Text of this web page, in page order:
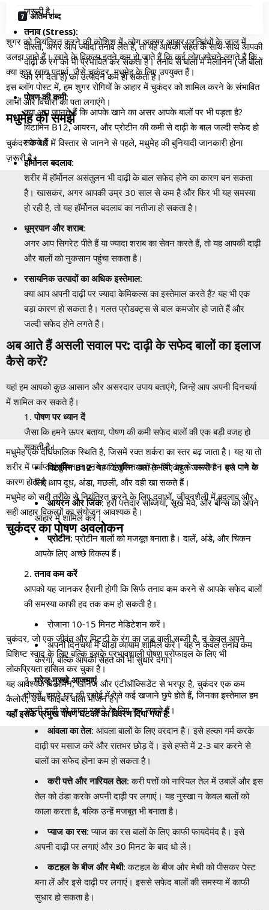
ज़रूरी है।
तनाव (Stress):
दोस्तों, अगर आप ज्यादा तनाव लेते हैं, तो यह आपकी सेहत के साथ-साथ आपकी
दाढ़ी के रंग को भी प्रभावित कर सकता है। तनाव से बालों में मेलानिन (जो बालों
को रंग देता है) का उत्पादन कम हो सकता है।
पोषण की कमी:
क्या आप जानते हैं कि आपके खाने का असर आपके बालों पर भी पड़ता है?
विटामिन B12, आयरन, और प्रोटीन की कमी से दाढ़ी के बाल जल्दी सफेद हो
सकते हैं।
हॉर्मोनल बदलाव:
शरीर में हॉर्मोनल असंतुलन भी दाढ़ी के बाल सफेद होने का कारण बन सकता
है। खासकर, अगर आपकी उम्र 30 साल से कम है और फिर भी यह समस्या
हो रही है, तो यह हॉर्मोनल बदलाव का नतीजा हो सकता है।
धूम्रपान और शराब:
अगर आप सिगरेट पीते हैं या ज्यादा शराब का सेवन करते हैं, तो यह आपकी दाढ़ी
और बालों को नुकसान पहुंचा सकता है।
रसायनिक उत्पादों का अधिक इस्तेमाल:
क्या आप अपनी दाढ़ी पर ज्यादा केमिकल्स का इस्तेमाल करते हैं? यह भी एक
बड़ा कारण हो सकता है। गलत प्रोडक्ट्स से बाल कमजोर हो जाते हैं और
जल्दी सफेद होने लगते हैं।
अब आते हैं असली सवाल पर: दाढ़ी के सफेद बालों का इलाज
कैसे करें?
यहां हम आपको कुछ आसान और असरदार उपाय बताएंगे, जिन्हें आप अपनी दिनचर्या
में शामिल कर सकते हैं।
पोषण पर ध्यान दें
जैसा कि हमने ऊपर बताया, पोषण की कमी सफेद बालों की एक बड़ी वजह हो
सकती है।
विटामिन B12: यह विटामिन बालों के लिए बहुत जरूरी है। इसे पाने के
लिए आप दूध, अंडा, मछली, और दही खा सकते हैं।
आयरन और जिंक: हरी पत्तेदार सब्जियां, सूखे मेवे, और बीन्स को अपने
आहार में शामिल करें।
प्रोटीन: प्रोटीन बालों को मजबूत बनाता है। दालें, अंडे, और चिकन
आपके लिए अच्छे विकल्प हैं।
तनाव कम करें
आपको यह जानकर हैरानी होगी कि सिर्फ तनाव कम करने से आपके सफेद बालों
की समस्या काफी हद तक कम हो सकती है।
रोजाना 10-15 मिनट मेडिटेशन करें।
अपनी दिनचर्या में थोड़ा व्यायाम शामिल करें। यह न केवल तनाव कम
करेगा, बल्कि आपकी सेहत को भी सुधार देगा।
घरेलू नुस्खे आजमाएं
दोस्तों, हमारे घर की रसोई में ऐसे कई खजाने छुपे होते हैं, जिनका इस्तेमाल हम
अपनी दाढ़ी को काला रखने के लिए कर सकते हैं।
आंवला का तेल: आंवला बालों के लिए वरदान है। इसे हल्का गर्म करके
दाढ़ी पर मसाज करें और रातभर छोड़ दें। इसे हफ्ते में 2-3 बार करने से
बालों का सफेद होना कम हो सकता है।
करी पत्ते और नारियल तेल: करी पत्तों को नारियल तेल में उबालें और इस
तेल को ठंडा करके अपनी दाढ़ी पर लगाएं। यह नुस्खा न केवल बालों को
काला करता है, बल्कि उन्हें मजबूत भी बनाता है।
प्याज का रस: प्याज का रस बालों के लिए काफी फायदेमंद है। इसे
अपनी दाढ़ी पर लगाएं और 30 मिनट के बाद धो लें।
कटहल के बीज और मेथी: कटहल के बीज और मेथी को पीसकर पेस्ट
बना लें और इसे दाढ़ी पर लगाएं। इससे सफेद बालों की समस्या में काफी
सुधार हो सकता है।
अंतिम शब्द
शुगर को नियंत्रित करने की कोशिश में, लोग अक्सर आहार प्रतिबंधों के जाल में
उलझ जाते हैं। खाने के विकल्प इतने कम हो जाते हैं कि कई लोग सोचने लगते हैं कि
क्या कुछ खाद्य पदार्थ, जैसे चुकंदर, मधुमेह के लिए उपयुक्त हैं।
इस ब्लॉग पोस्ट में, हम शुगर रोगियों के आहार में चुकंदर को शामिल करने के संभावित
लाभों और विचारों का पता लगाएंगे।
मधुमेह को समझें
चुकंदर के बारे में विस्तार से जानने से पहले, मधुमेह की बुनियादी जानकारी होना
ज़रूरी है।
मधुमेह एक दीर्घकालिक स्थिति है, जिसमें रक्त शर्करा का स्तर बढ़ जाता है। यह या तो
शरीर में पर्याप्त इंसुलिन न बनने या इंसुलिन का प्रभावी ढंग से उपयोग न कर पाने के
कारण होता है।
मधुमेह को सही तरीके से नियंत्रित करने के लिए दवाओं, जीवनशैली में बदलाव और
सही आहार विकल्पों का संयोजन आवश्यक है।
चुकंदर का पोषण अवलोकन
चुकंदर, जो एक जीवंत और मिट्टी के रंग का जड़ वाली सब्जी है, न केवल अपने
विशिष्ट स्वाद के लिए बल्कि इसके प्रभावशाली पोषण प्रोफाइल के लिए भी
लोकप्रियता हासिल कर चुका है।
यह आवश्यक विटामिन, खनिज और एंटीऑक्सिडेंट से भरपूर है, चुकंदर एक कम
कैलोरी, उच्च फाइबर वाला भोजन है।
यहाँ इसके प्रमुख पोषण घटकों का विवरण दिया गया है: